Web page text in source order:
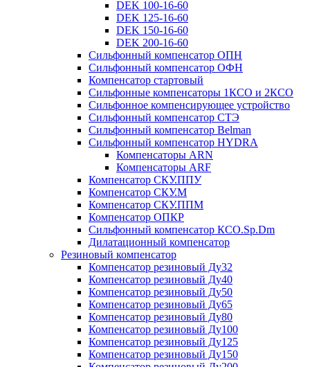
DEK 100-16-60
DEK 125-16-60
DEK 150-16-60
DEK 200-16-60
Сильфонный компенсатор ОПН
Сильфонный компенсатор ОФН
Компенсатор стартовый
Сильфонные компенсаторы 1КСО и 2КСО
Сильфонное компенсирующее устройство
Сильфонный компенсатор СТЭ
Сильфонный компенсатор Belman
Сильфонный компенсатор HYDRA
Компенсаторы ARN
Компенсаторы ARF
Компенсатор СКУ.ППУ
Компенсатор СКУ.М
Компенсатор СКУ.ППМ
Компенсатор ОПКР
Сильфонный компенсатор КСО.Sp.Dm
Дилатационный компенсатор
Резиновый компенсатор
Компенсатор резиновый Ду32
Компенсатор резиновый Ду40
Компенсатор резиновый Ду50
Компенсатор резиновый Ду65
Компенсатор резиновый Ду80
Компенсатор резиновый Ду100
Компенсатор резиновый Ду125
Компенсатор резиновый Ду150